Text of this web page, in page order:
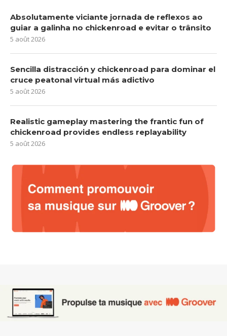
Absolutamente viciante jornada de reflexos ao
guiar a galinha no chickenroad e evitar o trânsito
5 août 2026
Sencilla distracción y chickenroad para dominar el
cruce peatonal virtual más adictivo
5 août 2026
Realistic gameplay mastering the frantic fun of
chickenroad provides endless replayability
5 août 2026